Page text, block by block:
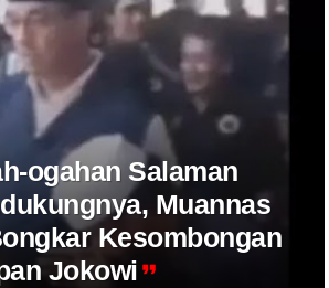
ogahan Salaman
Muannas
Kesombongan
Jokowi